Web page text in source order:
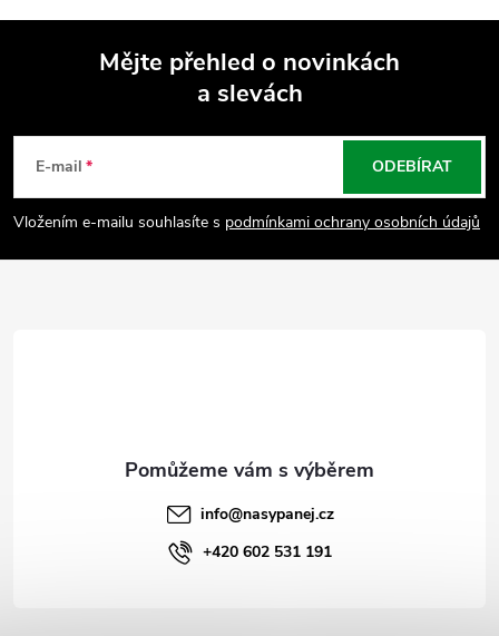
p
a
Mějte přehled o novinkách
a slevách
E-mail
Vložením e-mailu souhlasíte s podmínkami ochrany osobních údajů
ODEBÍRAT
info@nasypanej.cz
+420 602 531 191